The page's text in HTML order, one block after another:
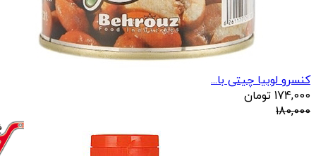
کنسرو لوبیا چیتی با...
174,000 تومان
180,000